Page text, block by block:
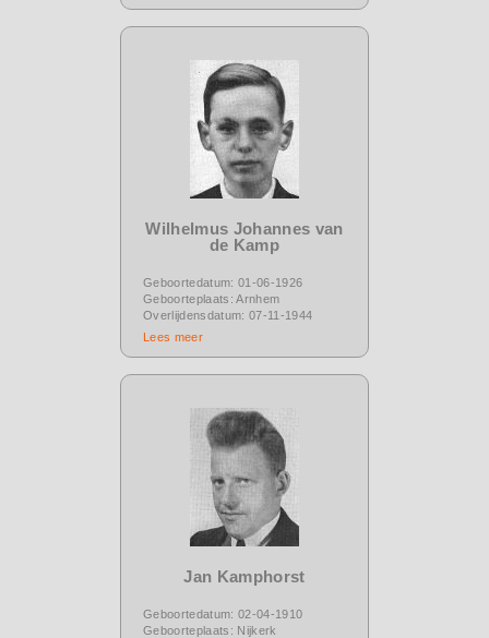
Wilhelmus Johannes van
de Kamp
Geboortedatum: 01-06-1926
Geboorteplaats: Arnhem
Overlijdensdatum: 07-11-1944
Lees meer
Jan Kamphorst
Geboortedatum: 02-04-1910
Geboorteplaats: Nijkerk